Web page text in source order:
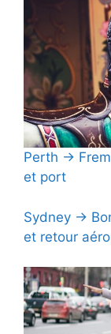
Perth →
et port
Sydney →
et retour